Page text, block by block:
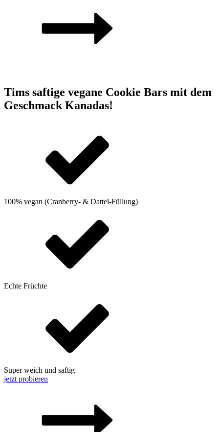
Tims saftige vegane Cookie Bars mit dem
Geschmack Kanadas!
100% vegan (Cranberry- & Dattel-Füllung)
Echte Früchte
Super weich und saftig
jetzt probieren